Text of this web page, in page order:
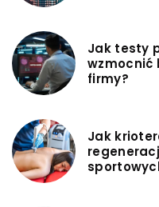
Jak testy
wzmocnić
firmy?
Jak